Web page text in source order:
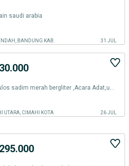
saudi arabia
BANDUNG KAB. 31 JUL
UTARA, CIMAHI KOTA 26 JUL